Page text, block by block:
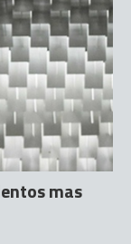
mas